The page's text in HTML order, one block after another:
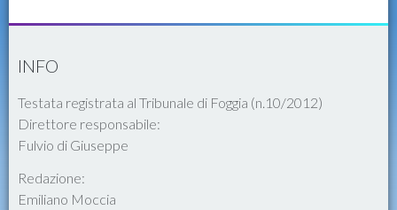
INFO
Testata registrata al Tribunale di Foggia (n.10/2012)
Direttore responsabile:
Fulvio di Giuseppe
Redazione:
Emiliano Moccia